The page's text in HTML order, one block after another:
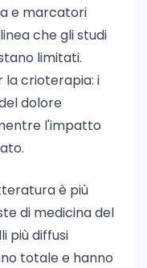
e marcatori
che gli studi
limitati.
la crioterapia: i
dolore
l'impatto
è più
di medicina del
più diffusi
totale e hanno